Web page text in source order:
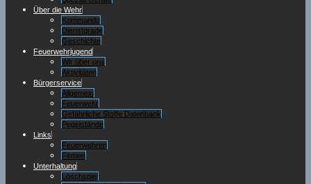
Über die Wehr
Kommando
Dienstgrade
Geschichte
Feuerwehrjugend
Wir über uns
Aktivitäten
Bürgerservice
Allgemein
Feuerwehr
Gefährliche Stoffe Datenbank
Pegelstände
Links
Feuerwehren
Firmen
Unterhaltung
Löschspiel